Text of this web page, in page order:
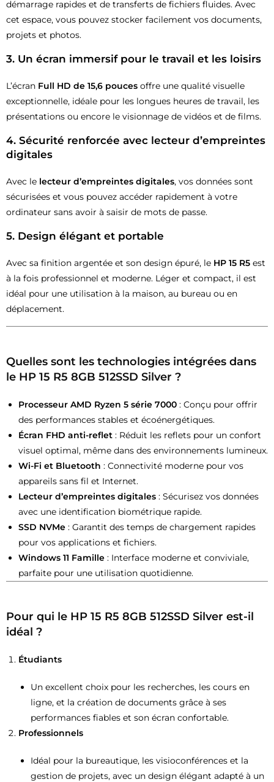
démarrage rapides et de transferts de fichiers fluides. Avec
cet espace, vous pouvez stocker facilement vos documents,
projets et photos.
3. Un écran immersif pour le travail et les loisirs
L’écran Full HD de 15,6 pouces offre une qualité visuelle
exceptionnelle, idéale pour les longues heures de travail, les
présentations ou encore le visionnage de vidéos et de films.
4. Sécurité renforcée avec lecteur d’empreintes
digitales
Avec le lecteur d’empreintes digitales, vos données sont
sécurisées et vous pouvez accéder rapidement à votre
ordinateur sans avoir à saisir de mots de passe.
5. Design élégant et portable
Avec sa finition argentée et son design épuré, le HP 15 R5 est
à la fois professionnel et moderne. Léger et compact, il est
idéal pour une utilisation à la maison, au bureau ou en
déplacement.
Quelles sont les technologies intégrées dans
le HP 15 R5 8GB 512SSD Silver ?
Processeur AMD Ryzen 5 série 7000 : Conçu pour offrir
des performances stables et écoénergétiques.
Écran FHD anti-reflet : Réduit les reflets pour un confort
visuel optimal, même dans des environnements lumineux.
Wi-Fi et Bluetooth : Connectivité moderne pour vos
appareils sans fil et Internet.
Lecteur d’empreintes digitales : Sécurisez vos données
avec une identification biométrique rapide.
SSD NVMe : Garantit des temps de chargement rapides
pour vos applications et fichiers.
Windows 11 Famille : Interface moderne et conviviale,
parfaite pour une utilisation quotidienne.
Pour qui le HP 15 R5 8GB 512SSD Silver est-il
idéal ?
Étudiants
Un excellent choix pour les recherches, les cours en
ligne, et la création de documents grâce à ses
performances fiables et son écran confortable.
Professionnels
Idéal pour la bureautique, les visioconférences et la
gestion de projets, avec un design élégant adapté à un